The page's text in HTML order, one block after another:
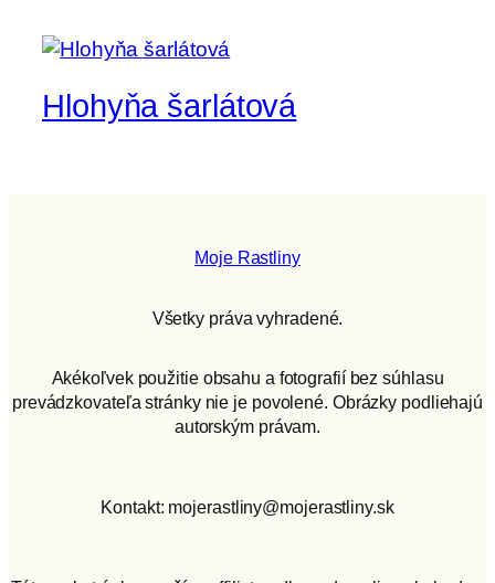
Hlohyňa šarlátová
Moje Rastliny
Všetky práva vyhradené.
Akékoľvek použitie obsahu a fotografií bez súhlasu
prevádzkovateľa stránky nie je povolené. Obrázky podliehajú
autorským právam.
Kontakt: mojerastliny@mojerastliny.sk